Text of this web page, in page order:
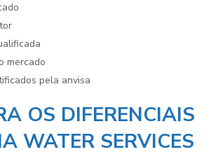
mercado
pela anvisa
OS DIFERENCIAIS
WATER SERVICES